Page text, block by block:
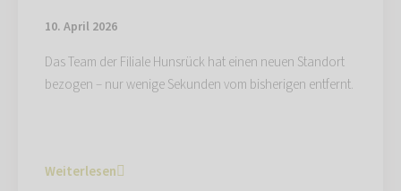
10. April 2026
Das Team der Filiale Hunsrück hat einen neuen Standort
bezogen – nur wenige Sekunden vom bisherigen entfernt.
Weiterlesen